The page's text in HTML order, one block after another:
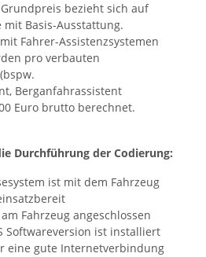
bezieht sich auf
mit Basis-Ausstattung.
Fahrer-Assistenzsystemen
pro verbauten
Berganfahrassistent
Euro brutto berechnet.
Durchführung der Codierung:
ist mit dem Fahrzeug
Fahrzeug angeschlossen
Softwareversion ist installiert
eine gute Internetverbindung